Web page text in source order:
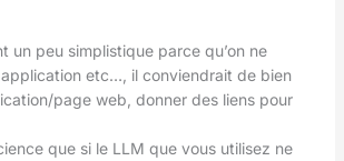
un peu simplistique parce qu’on ne
etc…, il conviendrait de bien
page web, donner des liens pour
que si le LLM que vous utilisez ne